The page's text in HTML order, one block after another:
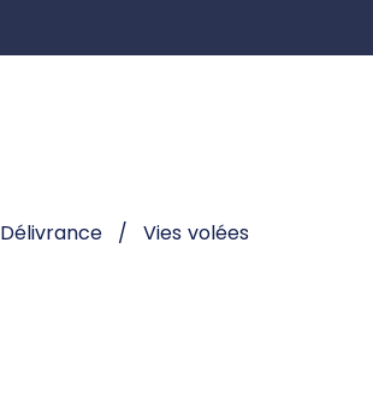
Délivrance Vies volées